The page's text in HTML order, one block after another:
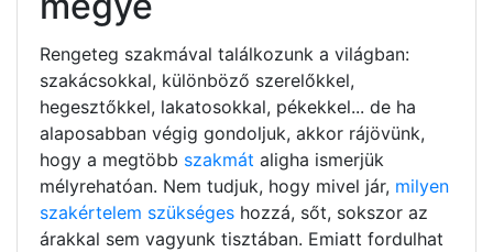
Rengeteg szakmával találkozunk a világban:
szakácsokkal, különböző szerelőkkel,
hegesztőkkel, lakatosokkal, pékekkel... de ha
alaposabban végig gondoljuk, akkor rájövünk,
hogy a megtöbb szakmát aligha ismerjük
mélyrehatóan. Nem tudjuk, hogy mivel jár, milyen
szakértelem szükséges hozzá, sőt, sokszor az
árakkal sem vagyunk tisztában. Emiatt fordulhat